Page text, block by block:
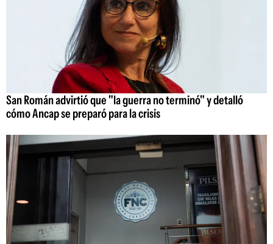
San Román advirtió que "la guerra no terminó" y detalló
cómo Ancap se preparó para la crisis